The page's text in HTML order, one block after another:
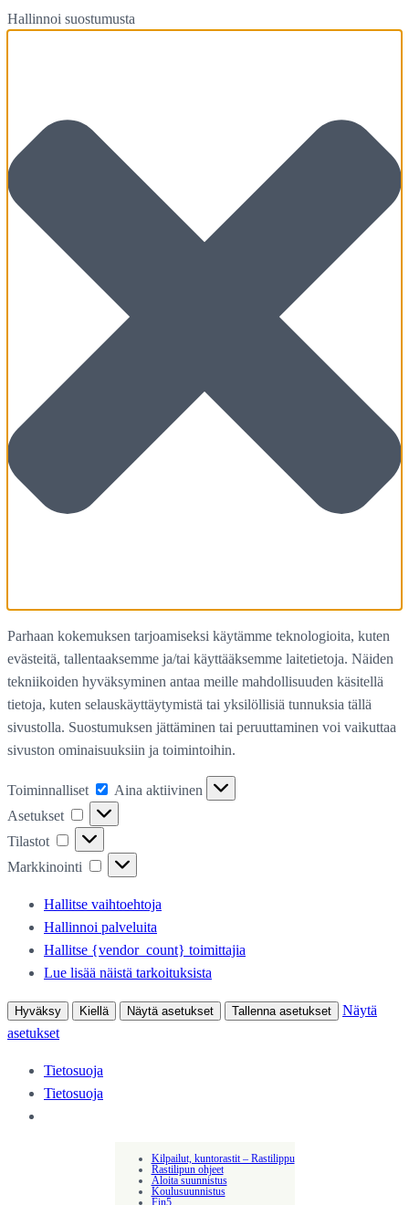
Hallinnoi suostumusta
Parhaan kokemuksen tarjoamiseksi käytämme teknologioita, kuten
evästeitä, tallentaaksemme ja/tai käyttääksemme laitetietoja. Näiden
tekniikoiden hyväksyminen antaa meille mahdollisuuden käsitellä
tietoja, kuten selauskäyttäytymistä tai yksilöllisiä tunnuksia tällä
sivustolla. Suostumuksen jättäminen tai peruuttaminen voi vaikuttaa
sivuston ominaisuuksiin ja toimintoihin.
Toiminnalliset Toiminnalliset
Aina aktiivinen
Asetukset
Asetukset
Tilastot
Tilastot
Markkinointi
Markkinointi
Hallitse vaihtoehtoja
Hallinnoi palveluita
Hallitse {vendor_count} toimittajia
Lue lisää näistä tarkoituksista
Hyväksy Kiellä Näytä asetukset Tallenna asetukset
Näytä
asetukset
Tietosuoja
Tietosuoja
Kilpailut, kuntorastit – Rastilippu
Rastilipun ohjeet
Aloita suunnistus
Koulusuunnistus